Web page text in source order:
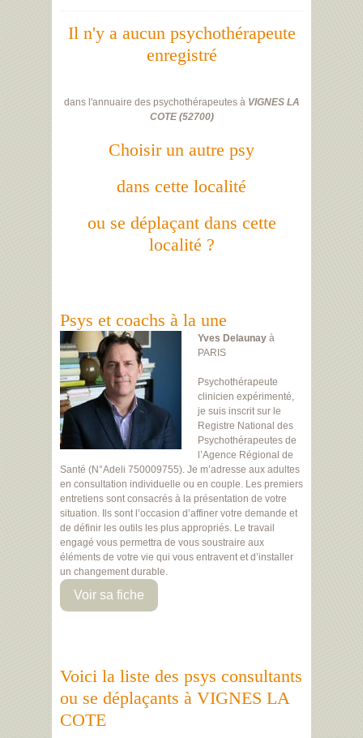
Il n'y a aucun psychothérapeute
enregistré
dans l'annuaire des psychothérapeutes à VIGNES LA
COTE(52700)
Choisir un autre psy
dans cette localité
ou se déplaçant dans cette
localité ?
Psys et coachs à la une
Yves Delaunay à
PARIS
Psychothérapeute
clinicien expérimenté,
je suis inscrit sur le
Registre National des
Psychothérapeutes de
l’Agence Régional de
Santé (N°Adeli 750009755). Je m’adresse aux adultes
en consultation individuelle ou en couple. Les premiers
entretiens sont consacrés à la présentation de votre
situation. Ils sont l’occasion d’affiner votre demande et
de définir les outils les plus appropriés. Le travail
engagé vous permettra de vous soustraire aux
éléments de votre vie qui vous entravent et d’installer
un changement durable.
Voir sa fiche
Voici la liste des psys consultants
ou se déplaçants à VIGNES LA
COTE